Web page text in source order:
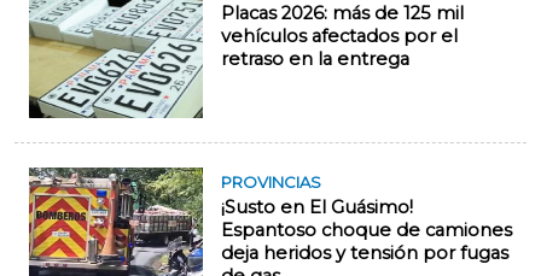
Placas 2026: más de 125 mil
vehículos afectados por el
retraso en la entrega
PROVINCIAS
¡Susto en El Guásimo!
Espantoso choque de camiones
deja heridos y tensión por fugas